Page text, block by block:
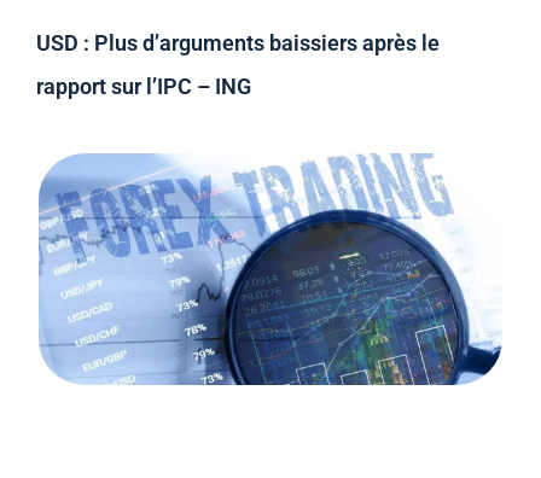
USD : Plus d’arguments baissiers après le
rapport sur l’IPC – ING